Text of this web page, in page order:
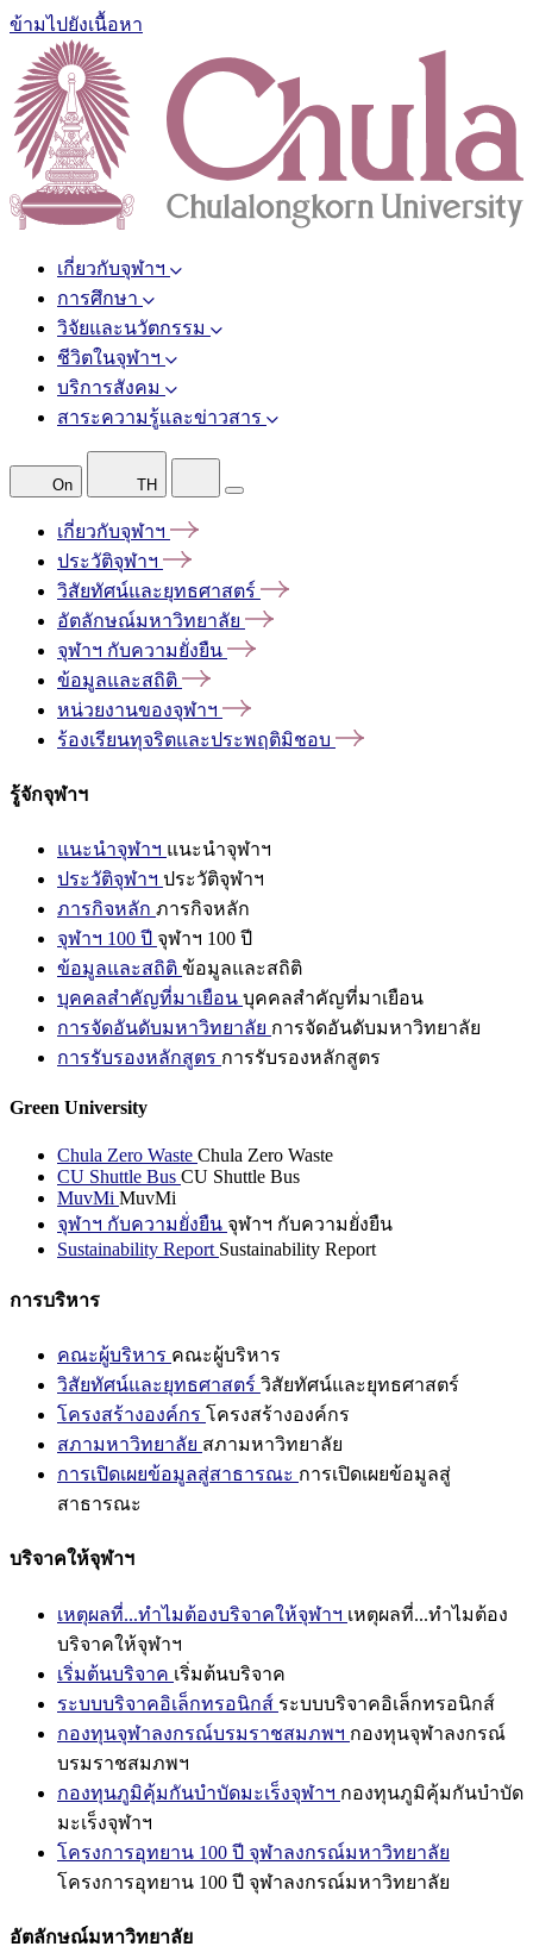
ข้ามไปยังเนื้อหา
เกี่ยวกับจุฬาฯ
การศึกษา
วิจัยและนวัตกรรม
ชีวิตในจุฬาฯ
บริการสังคม
สาระความรู้และข่าวสาร
On TH
เกี่ยวกับจุฬาฯ
ประวัติจุฬาฯ
วิสัยทัศน์และยุทธศาสตร์
อัตลักษณ์มหาวิทยาลัย
จุฬาฯ กับความยั่งยืน
ข้อมูลและสถิติ
หน่วยงานของจุฬาฯ
ร้องเรียนทุจริตและประพฤติมิชอบ
รู้จักจุฬาฯ
แนะนำจุฬาฯ แนะนำจุฬาฯ
ประวัติจุฬาฯ ประวัติจุฬาฯ
ภารกิจหลัก ภารกิจหลัก
จุฬาฯ 100 ปี จุฬาฯ 100 ปี
ข้อมูลและสถิติ ข้อมูลและสถิติ
บุคคลสำคัญที่มาเยือน บุคคลสำคัญที่มาเยือน
การจัดอันดับมหาวิทยาลัย การจัดอันดับมหาวิทยาลัย
การรับรองหลักสูตร การรับรองหลักสูตร
Green University
Chula Zero Waste Chula Zero Waste
CU Shuttle Bus CU Shuttle Bus
MuvMi MuvMi
จุฬาฯ กับความยั่งยืน จุฬาฯ กับความยั่งยืน
Sustainability Report Sustainability Report
การบริหาร
คณะผู้บริหาร คณะผู้บริหาร
วิสัยทัศน์และยุทธศาสตร์ วิสัยทัศน์และยุทธศาสตร์
โครงสร้างองค์กร โครงสร้างองค์กร
สภามหาวิทยาลัย สภามหาวิทยาลัย
การเปิดเผยข้อมูลสู่สาธารณะ การเปิดเผยข้อมูลสู่
สาธารณะ
บริจาคให้จุฬาฯ
เหตุผลที่...ทำไมต้องบริจาคให้จุฬาฯ เหตุผลที่...ทำไมต้อง
บริจาคให้จุฬาฯ
เริ่มต้นบริจาค เริ่มต้นบริจาค
ระบบบริจาคอิเล็กทรอนิกส์ ระบบบริจาคอิเล็กทรอนิกส์
กองทุนจุฬาลงกรณ์บรมราชสมภพฯ กองทุนจุฬาลงกรณ์
บรมราชสมภพฯ
กองทุนภูมิคุ้มกันบำบัดมะเร็งจุฬาฯ กองทุนภูมิคุ้มกันบำบัด
มะเร็งจุฬาฯ
โครงการอุทยาน 100 ปี จุฬาลงกรณ์มหาวิทยาลัย
โครงการอุทยาน 100 ปี จุฬาลงกรณ์มหาวิทยาลัย
อัตลักษณ์มหาวิทยาลัย